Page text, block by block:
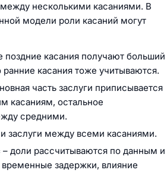
несколькими касаниями. В
модели роли касаний могут
поздние касания получают больший
касания тоже учитываются.
часть заслуги приписывается
касаниям, остальное
средними.
заслуги между всеми касаниями.
– доли рассчитываются по данным и
задержки, влияние